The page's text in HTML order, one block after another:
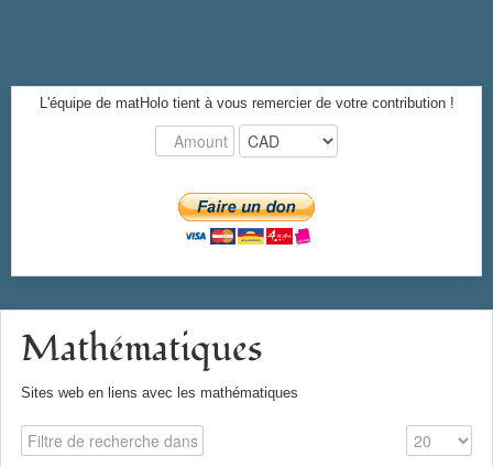
L'équipe de matHolo tient à vous remercier de votre contribution !
Mathématiques
Sites web en liens avec les mathématiques
Champ de filtre Affichage #